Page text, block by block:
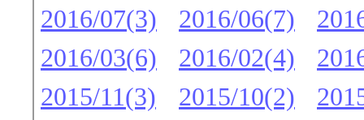
2016/07(3)
2016/06(7)
2016/03(6)
2016/02(4)
2015/11(3)
2015/10(2)